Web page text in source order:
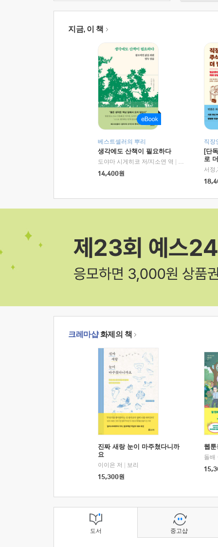
지금, 이 책
베스트셀러의 뿌리
생각에도 산책이 필요하다
도야마 시게히코 저/지소연 역
알에이치코리
14,400원
직장
[단
로
크레마샵화제의 책
진짜 새랑 눈이 마주쳤다니까
요
이이은 저
보리
15,300원
웹
돌배
도서 중고샵